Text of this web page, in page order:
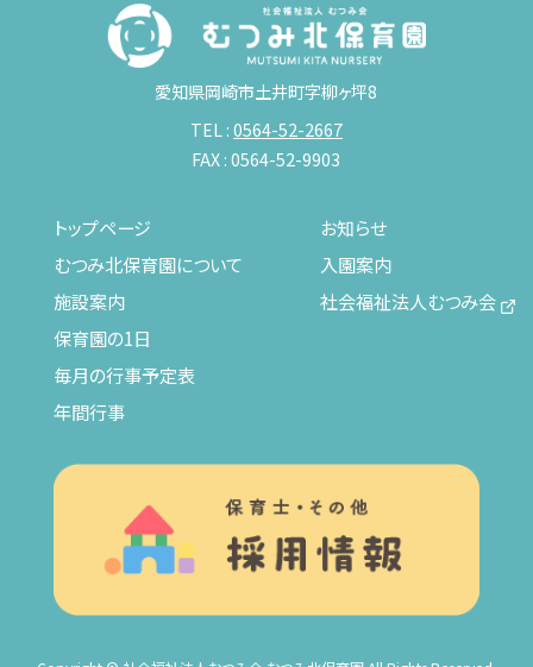
愛知県岡崎市土井町字柳ヶ坪8
TEL :0564-52-2667
FAX : 0564-52-9903
トップページ
むつみ北保育園について
施設案内
保育園の1日
毎月の行事予定表
年間行事
お知らせ
入園案内
社会福祉法人むつみ会